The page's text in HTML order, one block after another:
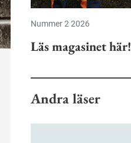
Nummer 2 2026
Läs magasinet här!
Andra läser